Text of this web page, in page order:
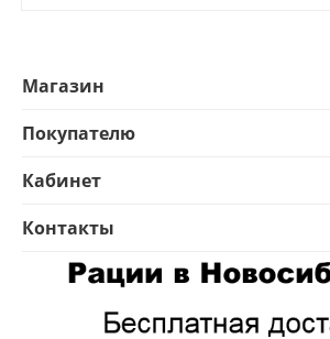
Магазин
Покупателю
Кабинет
Контакты